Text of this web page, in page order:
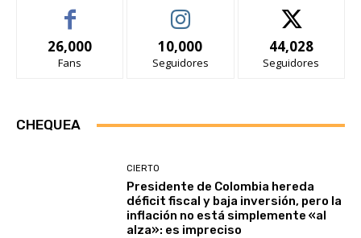
26,000
Fans
10,000
Seguidores
44,028
Seguidores
CHEQUEA
CIERTO
Presidente de Colombia hereda
déficit fiscal y baja inversión, pero la
inflación no está simplemente «al
alza»: es impreciso